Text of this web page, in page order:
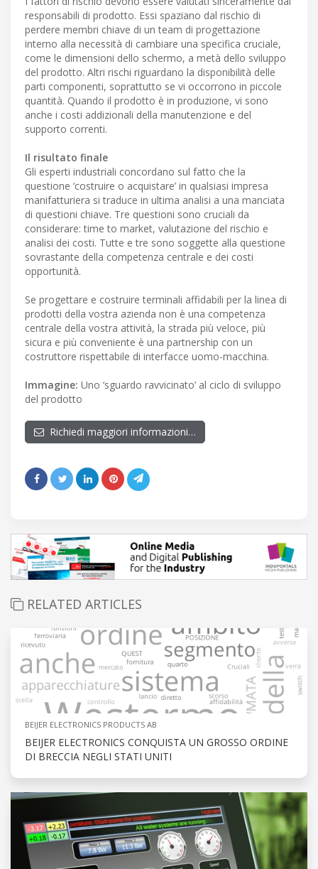
responsabili di prodotto. Essi spaziano dal rischio di
perdere membri chiave di un team di progettazione
interno alla necessità di cambiare una specifica cruciale,
come le dimensioni dello schermo, a metà dello sviluppo
del prodotto. Altri rischi riguardano la disponibilità delle
parti componenti, soprattutto se vi occorrono in piccole
quantità. Quando il prodotto è in produzione, vi sono
anche i costi addizionali della manutenzione e del
supporto correnti.
Il risultato finale
Gli esperti industriali concordano sul fatto che la
questione ‘costruire o acquistare’ in qualsiasi impresa
manifatturiera si traduce in ultima analisi a una manciata
di questioni chiave. Tre questioni sono cruciali da
considerare: time to market, valutazione del rischio e
analisi dei costi. Tutte e tre sono soggette alla questione
sovrastante della competenza centrale e dei costi
opportunità.
Se progettare e costruire terminali affidabili per la linea di
prodotti della vostra azienda non è una competenza
centrale della vostra attività, la strada più veloce, più
sicura e più conveniente è una partnership con un
costruttore rispettabile di interfacce uomo-macchina.
Immagine: Uno ‘sguardo ravvicinato’ al ciclo di sviluppo
del prodotto
Richiedi maggiori informazioni…
RELATED ARTICLES
BEIJER ELECTRONICS PRODUCTS AB
BEIJER ELECTRONICS CONQUISTA UN GROSSO ORDINE
DI BRECCIA NEGLI STATI UNITI